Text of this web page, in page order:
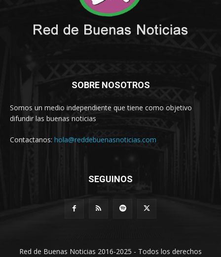
SOBRE NOSOTROS
Somos un medio independiente que tiene como objetivo
difundir las buenas noticias
Contactanos: hola@reddebuenasnoticias.com
SEGUINOS
Red de Buenas Noticias 2016-2025 - Todos los derechos